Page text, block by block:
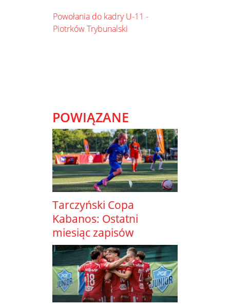
Powołania do kadry U-11 -
Piotrków Trybunalski
POWIĄZANE
Tarczyński Copa
Kabanos: Ostatni
miesiąc zapisów